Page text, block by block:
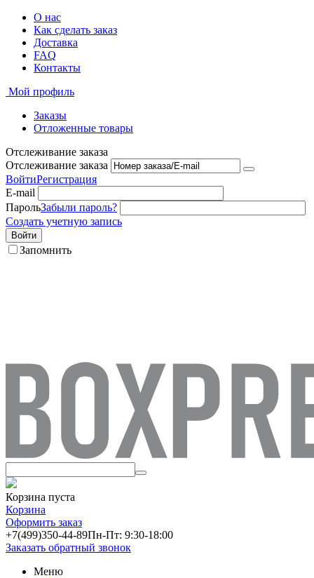
О нас
Как сделать заказ
Доставка
FAQ
Контакты
Мой профиль
Заказы
Отложенные товары
Отслеживание заказа
Отслеживание заказа
ВойтиРегистрация
E-mail
ПарольЗабыли пароль?
Создать учетную запись
Войти
Запомнить
Корзина пуста
Корзина
Оформить заказ
+7(499)350-44-89Пн-Пт: 9:30-18:00
Заказать обратный звонок
Меню